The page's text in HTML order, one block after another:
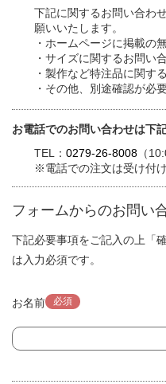
下記に関するお問い合わ
願いいたします。
・ホームページに掲載の
・サイズに関するお問い
・製作など特注品に関す
・その他、別途確認が必
お電話でのお問い合わせは下
TEL： 0279-26-8008 （
※電話での注文は受け付
フォームからのお問い
下記必要事項をご記入の上「
は入力必須です。
お名前 必須